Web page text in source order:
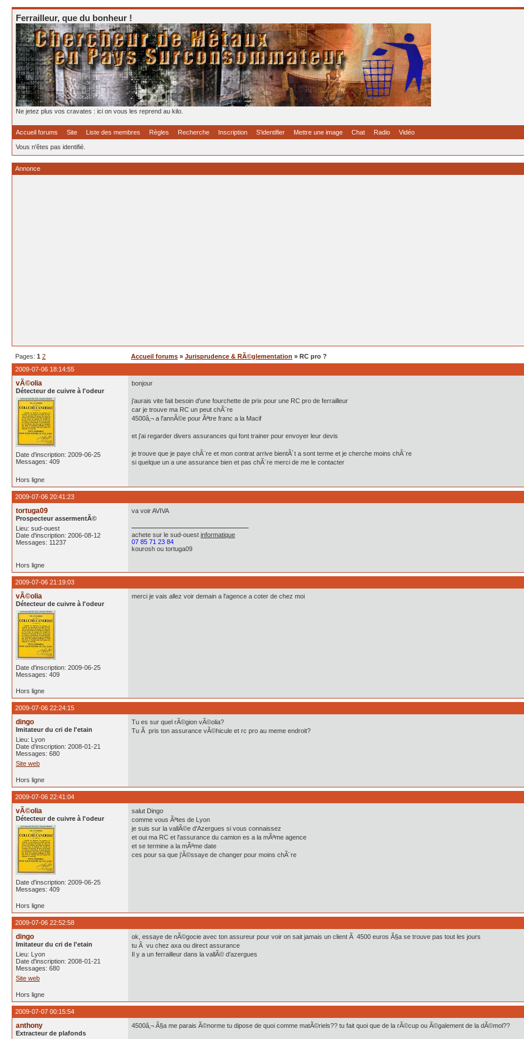
Ferrailleur, que du bonheur !
Ne jetez plus vos cravates : ici on vous les reprend au kilo.
Accueil forums Site Liste des membres Règles Recherche Inscription S'identifier Mettre une image Chat Radio Vidéo
Vous n'êtes pas identifié.
Annonce
Pages: 1 2 Accueil forums » Jurisprudence & RÃ©glementation » RC pro ?
2009-07-06 18:14:55
vÃ©olia
Détecteur de cuivre à l'odeur
Date d'inscription: 2009-06-25
Messages: 409
bonjour
j'aurais vite fait besoin d'une fourchette de prix pour une RC pro de ferrailleur
car je trouve ma RC un peut chÃ¨re
4500â‚¬ a l'annÃ©e pour Ãªtre franc a la Macif
et j'ai regarder divers assurances qui font trainer pour envoyer leur devis
je trouve que je paye chÃ¨re et mon contrat arrive bientÃ´t a sont terme et je cherche moins chÃ¨re
si quelque un a une assurance bien et pas chÃ¨re merci de me le contacter
Hors ligne
2009-07-06 20:41:23
tortuga09
Prospecteur assermentÃ©
Lieu: sud-ouest
Date d'inscription: 2006-08-12
Messages: 11237
va voir AVIVA
achete sur le sud-ouest informatique
07 85 71 23 84
kourosh ou tortuga09
Hors ligne
2009-07-06 21:19:03
vÃ©olia
Détecteur de cuivre à l'odeur
Date d'inscription: 2009-06-25
Messages: 409
merci je vais allez voir demain a l'agence a coter de chez moi
Hors ligne
2009-07-06 22:24:15
dingo
Imitateur du cri de l'etain
Lieu: Lyon
Date d'inscription: 2008-01-21
Messages: 680
Site web
Tu es sur quel rÃ©gion vÃ©olia?
Tu Ã pris ton assurance vÃ©hicule et rc pro au meme endroit?
Hors ligne
2009-07-06 22:41:04
vÃ©olia
Détecteur de cuivre à l'odeur
Date d'inscription: 2009-06-25
Messages: 409
salut Dingo
comme vous Ãªtes de Lyon
je suis sur la vallÃ©e d'Azergues si vous connaissez
et oui ma RC et l'assurance du camion es a la mÃªme agence
et se termine a la mÃªme date
ces pour sa que j'Ã©ssaye de changer pour moins chÃ¨re
Hors ligne
2009-07-06 22:52:58
dingo
Imitateur du cri de l'etain
Lieu: Lyon
Date d'inscription: 2008-01-21
Messages: 680
Site web
ok, essaye de nÃ©gocie avec ton assureur pour voir on sait jamais un client Ã 4500 euros Ã§a se trouve pas tout les jours
tu Ã vu chez axa ou direct assurance
Il y a un ferrailleur dans la vallÃ© d'azergues
Hors ligne
2009-07-07 00:15:54
anthony
Extracteur de plafonds
4500â‚¬ Ã§a me parais Ã©norme tu dipose de quoi comme matÃ©riels?? tu fait quoi que de la rÃ©cup ou Ã©galement de la dÃ©mol??